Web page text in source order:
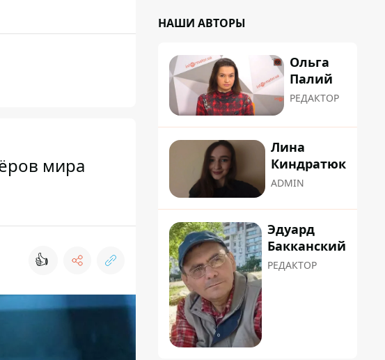
мира
👍
НАШИ АВТОРЫ
Ольга
Палий
РЕДАКТОР
Лина
Киндратюк
ADMIN
Эдуард
Бакканский
РЕДАКТОР